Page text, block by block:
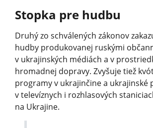
Stopka pre hudbu
Druhý zo schválených zákonov
hudby produkovanej ruskými
v ukrajinských médiách a v
hromadnej dopravy. Zvyšuje tiež
programy v ukrajinčine a ukrajinské
v televíznych i rozhlasových
na Ukrajine.